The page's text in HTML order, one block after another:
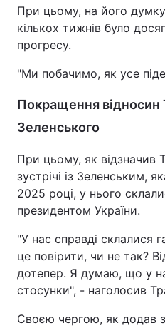
При цьому, на його
кількох тижнів було
прогресу.
"Ми побачимо, як усе
Покращення відносин
Зеленського
При цьому, як відзначив
зустрічі із Зеленським,
2025 році, у нього
президентом України.
"У нас справді склалися
це повірити, чи не так?
дотепер. Я думаю, що у
стосунки", - наголосив
Своєю чергою, як додав